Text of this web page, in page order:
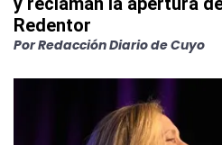
Redentor
PorRedacción Diario de Cuyo